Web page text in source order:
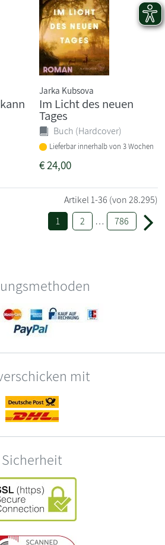
Jarka Kubsova
Im Licht des neuen
Tages
Buch (Hardcover)
Lieferbar innerhalb von 3 Wochen
€24,00
Artikel1-36 (von 28.295)
1
2 … 786
mit
Sicherheit